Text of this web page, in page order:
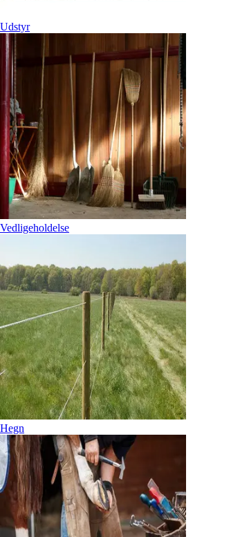
Udstyr
Vedligeholdelse
Hegn